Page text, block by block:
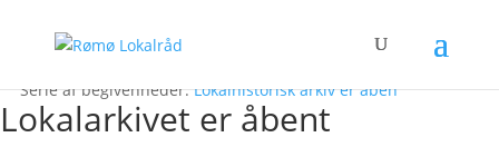
« Alle Begivenheder
Serie af begivenheder:Lokalhistorisk arkiv er åben
Lokalarkivet er åbent